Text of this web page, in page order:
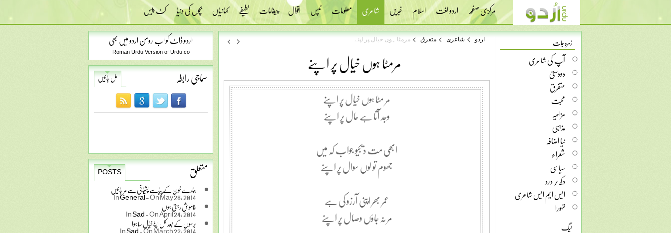
مرکزی صفحہ اردو لغت اسلام خبریں شاعری معلومات ٹپس اقوال پیغامات لطیفے کہانیاں بچوں کی دنیا کٹ پیس
اردو ڈاٹ کو اب رومن اردو میں بھی
Roman Urdu Version of Urdu.co
سماجی رابطہ مل جائیں
متعلق
POSTS
ہمارے خون کے پیاسے پشیمانی سے مر جائیں
InGeneral-On May 28, 2014
خاموش رہتی ہوں InSad-On April 24, 2014
برسوں کے بعد کل اپنا خیال سا ہوا
اردو شاعری متفرق مرمٹا ہوں خیال پر اپنے
مرمٹا ہوں خیال پر اپنے
مر مٹا ہوں خیال پر اپنے
وجد آتا ہے حال پر اپنے
ابھی مت دیجیو جواب کہ میں
جھوم تو لوں سوال پر اپنے
عمر بھر اپنی آرزو کی ہے
مر نہ جاؤں وصال پر اپنے
زمرہ جات
آپ کی شاعری
دودستی
متفرق
محبت
مزاحیہ
مذہبی
نیا اضافہ
شعراء
سیاسی
دکھ / درد
ایس ایم ایس شاعری
تہورا
ٹیگ